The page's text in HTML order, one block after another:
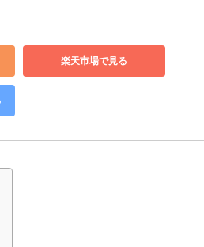
楽天市場で見る